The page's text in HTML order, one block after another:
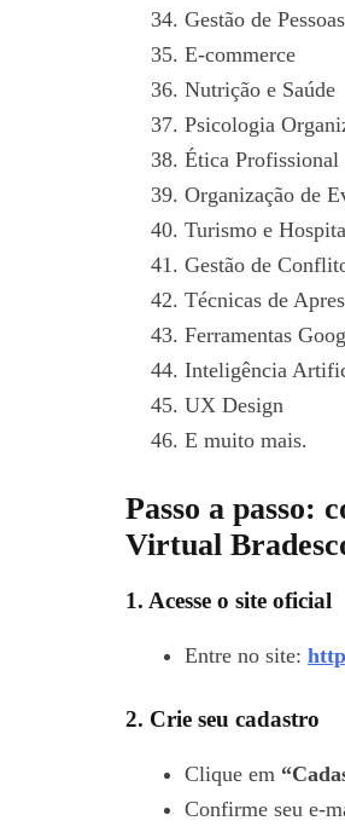
Gestão de Pessoas
E-commerce
Nutrição e Saúde
Psicologia
Ética Profissional
Organização de
Turismo e
Gestão de
Técnicas de
Ferramentas
Inteligência
UX Design
E muito mais.
Passo a passo:
Virtual
1. Acesse o site oficial
Entre no site:
2. Crie seu cadastro
Clique em
Confirme seu e-